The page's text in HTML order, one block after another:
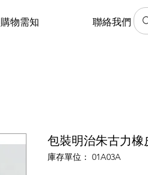
購物需知 聯絡我們
包裝明治朱古力橡
庫存單位： 01A03A